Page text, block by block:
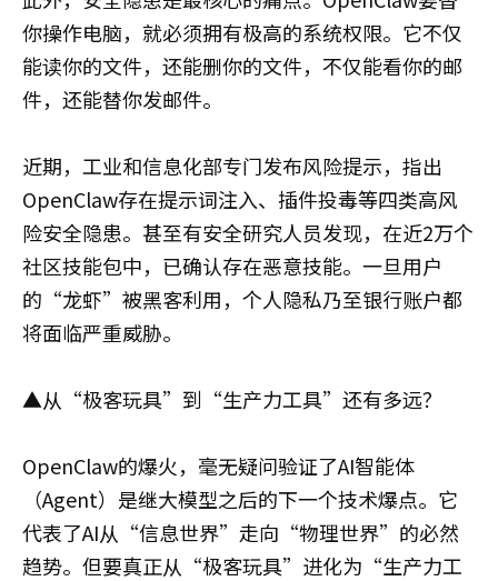
你操作电脑，就必须拥有极高的系统权限。它不仅
能读你的文件，还能删你的文件，不仅能看你的邮
件，还能替你发邮件。
近期，工业和信息化部专门发布风险提示，指出
OpenClaw存在提示词注入、插件投毒等四类高风
险安全隐患。甚至有安全研究人员发现，在近2万个
社区技能包中，已确认存在恶意技能。一旦用户
的“龙虾”被黑客利用，个人隐私乃至银行账户都
将面临严重威胁。
▲从“极客玩具”到“生产力工具”还有多远？
OpenClaw的爆火，毫无疑问验证了AI智能体
（Agent）是继大模型之后的下一个技术爆点。它
代表了AI从“信息世界”走向“物理世界”的必然
趋势。但要真正从“极客玩具”进化为“生产力工